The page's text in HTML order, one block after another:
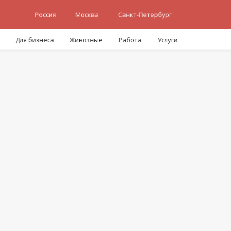
Россия Москва Санкт-Петербург
Для бизнеса Животные Работа Услуги